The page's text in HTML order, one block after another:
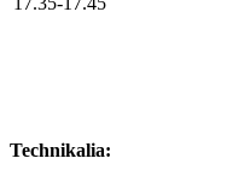
Technikalia: